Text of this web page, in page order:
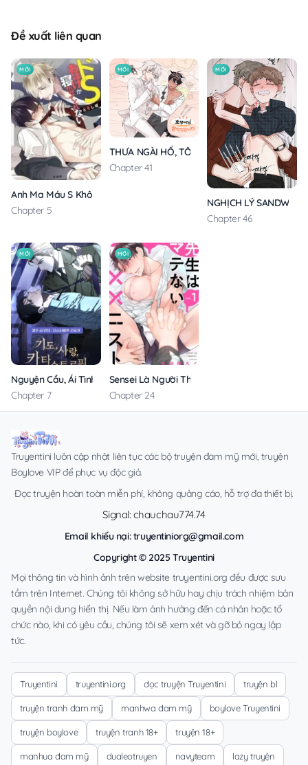
Đề xuất liên quan
MỚI
Anh Ma Máu S Không Cho Tôi Ngủ Yên
Chapter 5
MỚI
THƯA NGÀI HỔ, TÔI ĐÃ ĂN RẤT NGON MIỆNG
Chapter 41
MỚI
NGHỊCH LÝ SANDWICH
Chapter 46
MỚI
Nguyện Cầu, Ái Tình, Tai Ương
Chapter 7
MỚI
Sensei Là Người Thích Chơi Mông
Chapter 24
Truyentini luôn cập nhật liên tục các bộ truyện đam mỹ mới, truyện
Boylove VIP để phục vụ độc giả.
Đọc truyện hoàn toàn miễn phí, không quảng cáo, hỗ trợ đa thiết bị.
Signal: chauchau774.74
Email khiếu nại:truyentiniorg@gmail.com
Copyright © 2025 Truyentini
Mọi thông tin và hình ảnh trên website truyentini.org đều được sưu
tầm trên Internet. Chúng tôi không sở hữu hay chịu trách nhiệm bản
quyền nội dung hiển thị. Nếu làm ảnh hưởng đến cá nhân hoặc tổ
chức nào, khi có yêu cầu, chúng tôi sẽ xem xét và gỡ bỏ ngay lập
tức.
Truyentini truyentini.org đọc truyện Truyentini truyện bl
truyện tranh đam mỹ manhwa đam mỹ boylove Truyentini
truyện boylove truyện tranh 18+ truyện 18+
manhua đam mỹ dualeotruyen navyteam lazy truyện